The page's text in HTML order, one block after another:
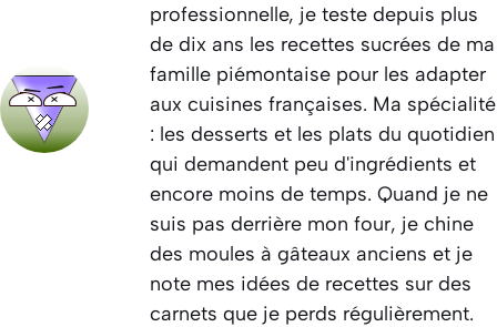
professionnelle, je teste depuis plus
de dix ans les recettes sucrées de ma
famille piémontaise pour les adapter
aux cuisines françaises. Ma spécialité
: les desserts et les plats du quotidien
qui demandent peu d'ingrédients et
encore moins de temps. Quand je ne
suis pas derrière mon four, je chine
des moules à gâteaux anciens et je
note mes idées de recettes sur des
carnets que je perds régulièrement.